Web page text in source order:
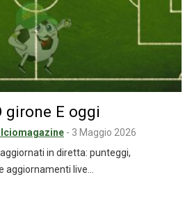
girone E oggi
- 3 Maggio 2026
in diretta: punteggi,
aggiornamenti live…